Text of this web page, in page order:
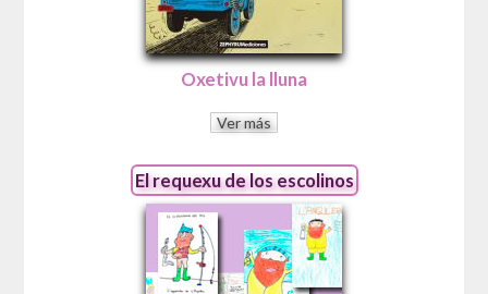
Oxetivu la lluna
Ver más
El requexu de los escolinos